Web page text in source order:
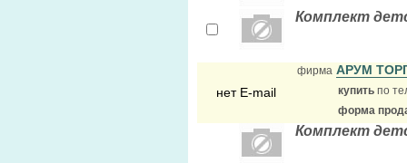
Комплект
нет E-mail
фирма АРУМ
купить по
форма
Комплект